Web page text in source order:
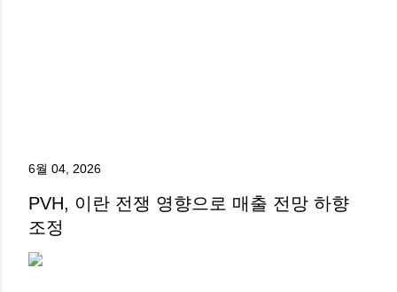
6월 04, 2026
PVH, 이란 전쟁 영향으로 매출 전망 하향
조정